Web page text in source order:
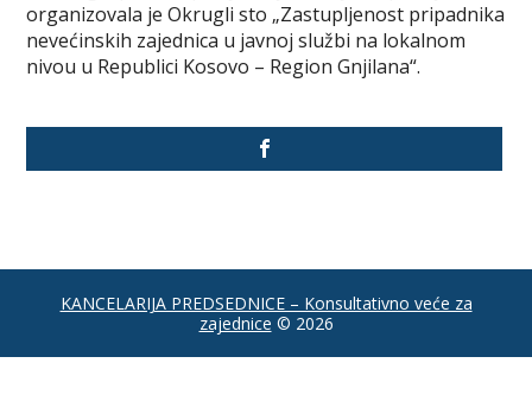
organizovala je Okrugli sto „Zastupljenost pripadnika
nevećinskih zajednica u javnoj službi na lokalnom
nivou u Republici Kosovo – Region Gnjilana“.
KANCELARIJA PREDSEDNICE – Konsultativno veće za
zajednice © 2026